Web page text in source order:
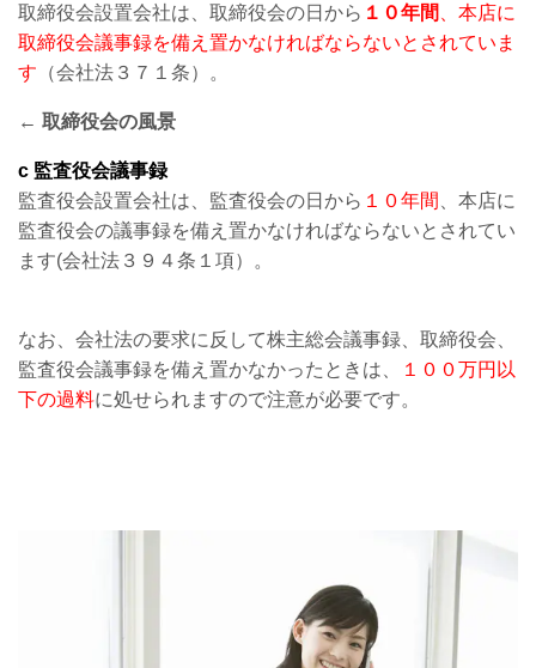
取締役会設置会社は、取締役会の日から １０年間
、本店に
取締役会議事録を備え置かなければならないとされていま
す （会社法３７１条）。
← 取締役会の風景
c 監査役会議事録
監査役会設置会社は、監査役会の日から １０年間
、本店に
監査役会の議事録を備え置かなければならないとされてい
ます(会社法３９４条１項）。
なお、会社法の要求に反して株主総会議事録、取締役会、
監査役会議事録を備え置かなかったときは、
１００万円以
下の過料に処せられますので注意が必要です。